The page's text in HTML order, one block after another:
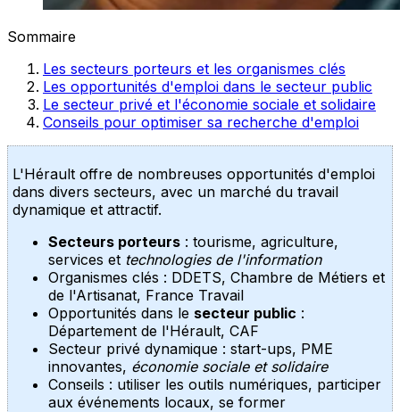
Sommaire
Les secteurs porteurs et les organismes clés
Les opportunités d'emploi dans le secteur public
Le secteur privé et l'économie sociale et solidaire
Conseils pour optimiser sa recherche d'emploi
L'Hérault offre de nombreuses opportunités d'emploi
dans divers secteurs, avec un marché du travail
dynamique et attractif.
Secteurs porteurs : tourisme, agriculture,
services et technologies de l'information
Organismes clés : DDETS, Chambre de Métiers et
de l'Artisanat, France Travail
Opportunités dans le secteur public :
Département de l'Hérault, CAF
Secteur privé dynamique : start-ups, PME
innovantes, économie sociale et solidaire
Conseils : utiliser les outils numériques, participer
aux événements locaux, se former